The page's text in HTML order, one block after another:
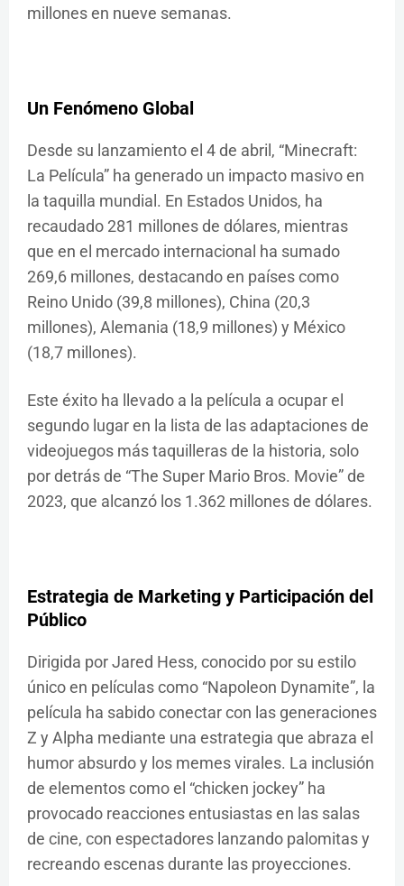
millones en nueve semanas.
Un Fenómeno Global
Desde su lanzamiento el 4 de abril, “Minecraft:
La Película” ha generado un impacto masivo en
la taquilla mundial. En Estados Unidos, ha
recaudado 281 millones de dólares, mientras
que en el mercado internacional ha sumado
269,6 millones, destacando en países como
Reino Unido (39,8 millones), China (20,3
millones), Alemania (18,9 millones) y México
(18,7 millones).​
Este éxito ha llevado a la película a ocupar el
segundo lugar en la lista de las adaptaciones de
videojuegos más taquilleras de la historia, solo
por detrás de “The Super Mario Bros. Movie” de
2023, que alcanzó los 1.362 millones de dólares.
Estrategia de Marketing y Participación del
Público
Dirigida por Jared Hess, conocido por su estilo
único en películas como “Napoleon Dynamite”, la
película ha sabido conectar con las generaciones
Z y Alpha mediante una estrategia que abraza el
humor absurdo y los memes virales. La inclusión
de elementos como el “chicken jockey” ha
provocado reacciones entusiastas en las salas
de cine, con espectadores lanzando palomitas y
recreando escenas durante las proyecciones. ​